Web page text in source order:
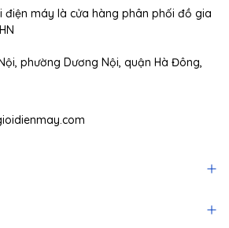
điện máy là cửa hàng phân phối đồ gia
phường Dương Nội, quận Hà Đông,